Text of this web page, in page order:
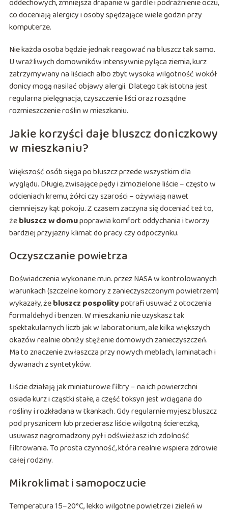
oddechowych, zmniejsza drapanie w gardle i podrażnienie oczu,
co doceniają alergicy i osoby spędzające wiele godzin przy
komputerze.
Nie każda osoba będzie jednak reagować na bluszcz tak samo.
U wrażliwych domowników intensywnie pyląca ziemia, kurz
zatrzymywany na liściach albo zbyt wysoka wilgotność wokół
donicy mogą nasilać objawy alergii. Dlatego tak istotna jest
regularna pielęgnacja, czyszczenie liści oraz rozsądne
rozmieszczenie roślin w mieszkaniu.
Jakie korzyści daje bluszcz doniczkowy
w mieszkaniu?
Większość osób sięga po bluszcz przede wszystkim dla
wyglądu. Długie, zwisające pędy i zimozielone liście – często w
odcieniach kremu, żółci czy szarości – ożywiają nawet
ciemniejszy kąt pokoju. Z czasem zaczyna się doceniać też to,
żebluszcz w domupoprawia komfort oddychania i tworzy
bardziej przyjazny klimat do pracy czy odpoczynku.
Oczyszczanie powietrza
Doświadczenia wykonane m.in. przez NASA w kontrolowanych
warunkach (szczelne komory z zanieczyszczonym powietrzem)
wykazały, żebluszcz pospolitypotrafi usuwać z otoczenia
formaldehyd i benzen. W mieszkaniu nie uzyskasz tak
spektakularnych liczb jak w laboratorium, ale kilka większych
okazów realnie obniży stężenie domowych zanieczyszczeń.
Ma to znaczenie zwłaszcza przy nowych meblach, laminatach i
dywanach z syntetyków.
Liście działają jak miniaturowe filtry – na ich powierzchni
osiada kurz i cząstki stałe, a część toksyn jest wciągana do
rośliny i rozkładana w tkankach. Gdy regularnie myjesz bluszcz
pod prysznicem lub przecierasz liście wilgotną ściereczką,
usuwasz nagromadzony pył i odświeżasz ich zdolność
filtrowania. To prosta czynność, która realnie wspiera zdrowie
całej rodziny.
Mikroklimat i samopoczucie
Temperatura 15–20°C, lekko wilgotne powietrze i zieleń w